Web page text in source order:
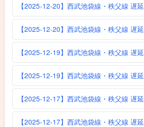
【2025-12-20】西武池袋線・秩父線 遅延
【2025-12-20】西武池袋線・秩父線 遅延
【2025-12-19】西武池袋線・秩父線 遅延
【2025-12-19】西武池袋線・秩父線 遅延
【2025-12-17】西武池袋線・秩父線 遅延
【2025-12-17】西武池袋線・秩父線 遅延